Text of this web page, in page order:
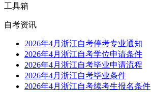
工具箱
自考资讯
2026年4月浙江自考停考专业通知
2026年4月浙江自考学位申请条件
2026年4月浙江自考毕业申请流程
2026年4月浙江自考毕业条件
2026年4月浙江自考续考生报名条件